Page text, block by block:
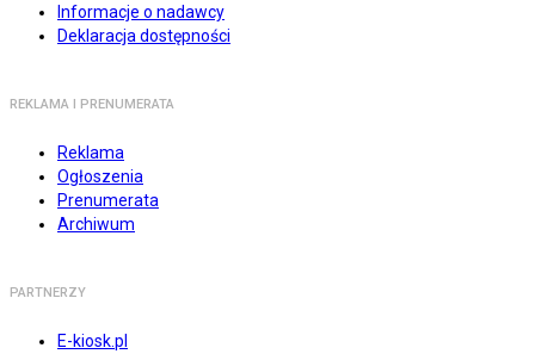
Informacje o nadawcy
Deklaracja dostępności
REKLAMA I PRENUMERATA
Reklama
Ogłoszenia
Prenumerata
Archiwum
PARTNERZY
E-kiosk.pl